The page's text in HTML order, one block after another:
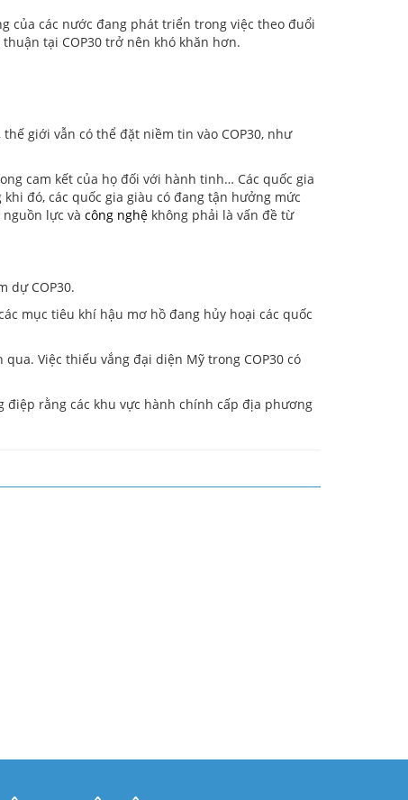
của các nước đang phát triển trong việc theo đuổi
tại COP30 trở nên khó khăn hơn.
giới vẫn có thể đặt niềm tin vào COP30, như
cam kết của họ đối với hành tinh… Các quốc gia
đó, các quốc gia giàu có đang tận hưởng mức
lực và công nghệ không phải là vấn đề từ
dự COP30.
mục tiêu khí hậu mơ hồ đang hủy hoại các quốc
Việc thiếu vắng đại diện Mỹ trong COP30 có
điệp rằng các khu vực hành chính cấp địa phương